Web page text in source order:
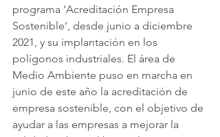
programa 'Acreditación Empresa
Sostenible', desde junio a diciembre
2021, y su implantación en los
polígonos industriales. El área de
Medio Ambiente puso en marcha en
junio de este año la acreditación de
empresa sostenible, con el objetivo de
ayudar a las empresas a mejorar la